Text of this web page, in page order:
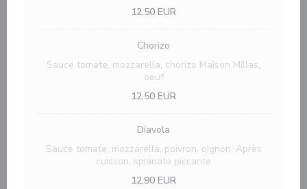
12,50 EUR
Chorizo
Sauce tomate, mozzarella, chorizo Maison Millas,
oeuf
12,50 EUR
Diavola
Sauce tomate, mozzarella, poivron, oignon, Après
cuisson, spianata piccante
12,90 EUR